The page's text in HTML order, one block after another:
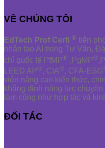
VỀ CHÚNG TÔI
EdTech Prof Certi ® tiên
nhân tạo AI trong Tư Vấn,
chỉ quốc tế PfMP® ,PgMP®
LEED AP®, CIA®, CFA-ESG
viên nâng cao kiến thức,
khẳng định năng lực
làm cũng như hợp tác và
ĐỐI TÁC